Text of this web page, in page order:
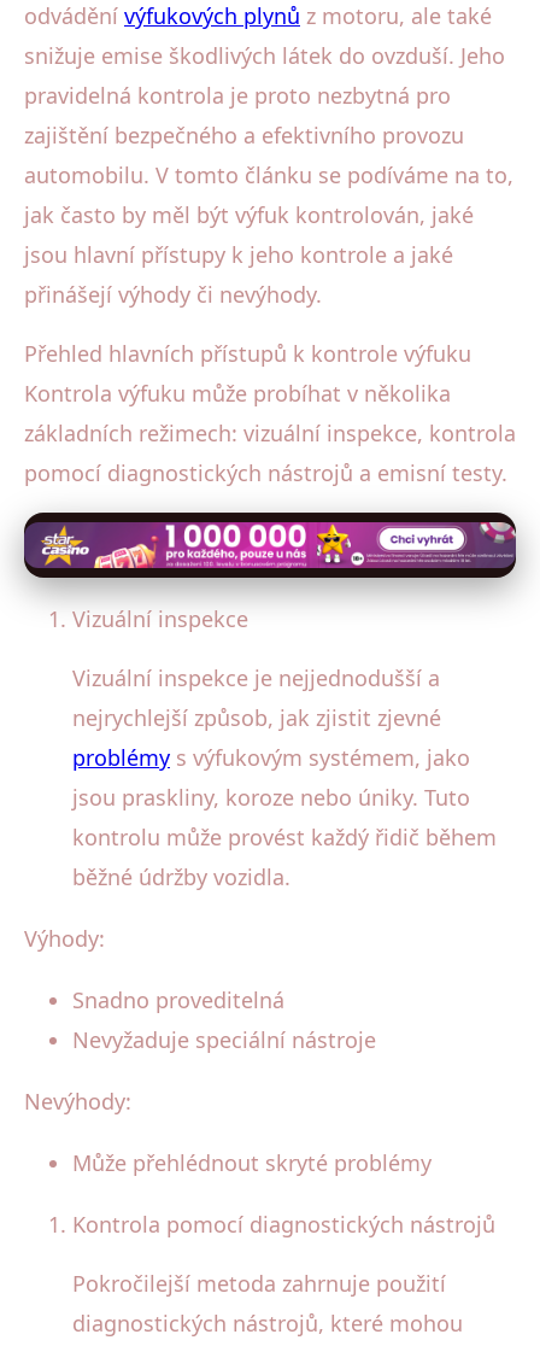
9. 9. 2025· 4 min čtení · Autor: Lenka Havlíková
odvádění výfukových plynů z motoru, ale také
snižuje emise škodlivých látek do ovzduší. Jeho
pravidelná kontrola je proto nezbytná pro
zajištění bezpečného a efektivního provozu
automobilu. V tomto článku se podíváme na to,
jak často by měl být výfuk kontrolován, jaké
jsou hlavní přístupy k jeho kontrole a jaké
přinášejí výhody či nevýhody.
Přehled hlavních přístupů k kontrole výfuku
Kontrola výfuku může probíhat v několika
základních režimech: vizuální inspekce, kontrola
pomocí diagnostických nástrojů a emisní testy.
Vizuální inspekce
Vizuální inspekce je nejjednodušší a
nejrychlejší způsob, jak zjistit zjevné
problémy s výfukovým systémem, jako
jsou praskliny, koroze nebo úniky. Tuto
kontrolu může provést každý řidič během
běžné údržby vozidla.
Výhody:
Snadno proveditelná
Nevyžaduje speciální nástroje
Nevýhody:
Může přehlédnout skryté problémy
Kontrola pomocí diagnostických nástrojů
Pokročilejší metoda zahrnuje použití
diagnostických nástrojů, které mohou